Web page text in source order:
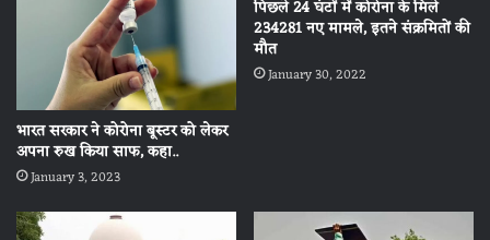
भारत सरकार ने कोरोना बूस्टर को लेकर
अपना रुख किया साफ, कहा..
January 3, 2023
पिछले 24 घंटों में कोरोना के मिले
234281 नए मामले, इतने संक्रमितों की
मौत
January 30, 2022